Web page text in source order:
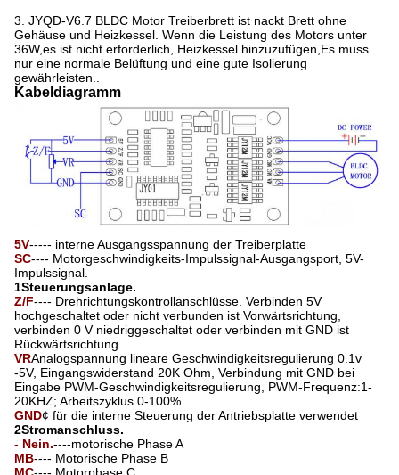
3. JYQD-V6.7 BLDC Motor Treiberbrett ist nackt Brett ohne
Gehäuse und Heizkessel. Wenn die Leistung des Motors unter
36W,es ist nicht erforderlich, Heizkessel hinzuzufügen,Es muss
nur eine normale Belüftung und eine gute Isolierung
gewährleisten..
Kabeldiagramm
5V----- interne Ausgangsspannung der Treiberplatte
SC---- Motorgeschwindigkeits-Impulssignal-Ausgangsport, 5V-
Impulssignal.
1Steuerungsanlage.
Z/F---- Drehrichtungskontrollanschlüsse. Verbinden 5V
hochgeschaltet oder nicht verbunden ist Vorwärtsrichtung,
verbinden 0 V niedriggeschaltet oder verbinden mit GND ist
Rückwärtsrichtung.
VRAnalogspannung lineare Geschwindigkeitsregulierung 0.1v
-5V, Eingangswiderstand 20K Ohm, Verbindung mit GND bei
Eingabe PWM-Geschwindigkeitsregulierung, PWM-Frequenz:1-
20KHZ; Arbeitszyklus 0-100%
GND¢ für die interne Steuerung der Antriebsplatte verwendet
2Stromanschluss.
- Nein.----motorische Phase A
MB---- Motorische Phase B